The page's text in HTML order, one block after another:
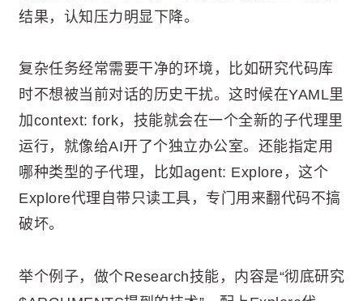
结果，认知压力明显下降。
复杂任务经常需要干净的环境，比如研究代码库
时不想被当前对话的历史干扰。这时候在YAML里
加context: fork，技能就会在一个全新的子代理里
运行，就像给AI开了个独立办公室。还能指定用
哪种类型的子代理，比如agent: Explore，这个
Explore代理自带只读工具，专门用来翻代码不搞
破坏。
举个例子，做个Research技能，内容是“彻底研究